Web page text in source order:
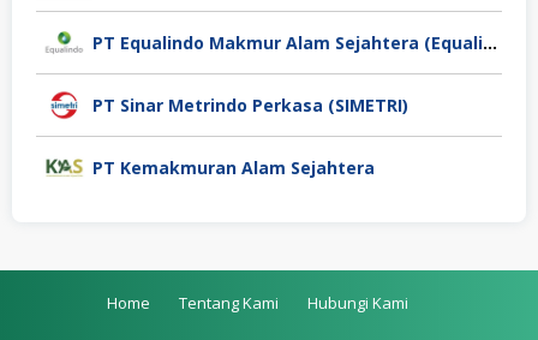
PT Equalindo Makmur Alam Sejahtera (Equalindo Group)
PT Sinar Metrindo Perkasa (SIMETRI)
PT Kemakmuran Alam Sejahtera
Home Tentang Kami Hubungi Kami